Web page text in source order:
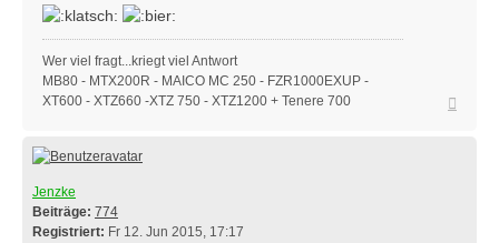
Wer viel fragt...kriegt viel Antwort
MB80 - MTX200R - MAICO MC 250 - FZR1000EXUP -
XT600 - XTZ660 -XTZ 750 - XTZ1200 + Tenere 700
Jenzke
Beiträge: 774
Registriert: Fr 12. Jun 2015, 17:17